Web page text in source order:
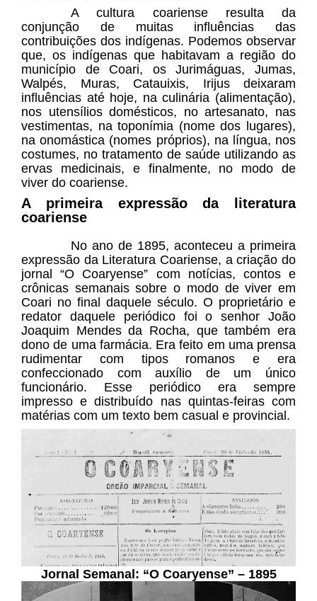
A cultura coariense resulta da
conjunção de muitas influências das
contribuições dos indígenas. Podemos observar
que, os indígenas que habitavam a região do
município de Coari, os Jurimáguas, Jumas,
Walpés, Muras, Catauixis, Irijus deixaram
influências até hoje, na culinária (alimentação),
nos utensílios domésticos, no artesanato, nas
vestimentas, na toponímia (nome dos lugares),
na onomástica (nomes próprios), na língua, nos
costumes, no tratamento de saúde utilizando as
ervas medicinais, e finalmente, no modo de
viver do coariense.
A primeira expressão da literatura
coariense
No ano de 1895, aconteceu a primeira
expressão da Literatura Coariense, a criação do
jornal “O Coaryense” com notícias, contos e
crônicas semanais sobre o modo de viver em
Coari no final daquele século. O proprietário e
redator daquele periódico foi o senhor João
Joaquim Mendes da Rocha, que também era
dono de uma farmácia. Era feito em uma prensa
rudimentar com tipos romanos e era
confeccionado com auxílio de um único
funcionário. Esse periódico era sempre
impresso e distribuído nas quintas-feiras com
matérias com um texto bem casual e provincial.
Jornal Semanal: “O Coaryense” – 1895